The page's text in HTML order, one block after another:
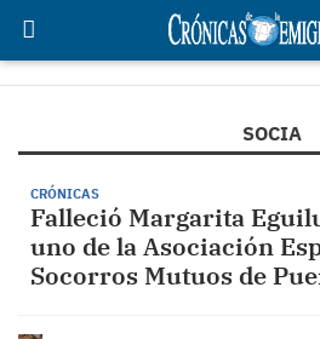
SOCIA
CRÓNICAS
Falleció Margarita
uno de la Asociación
Socorros Mutuos de